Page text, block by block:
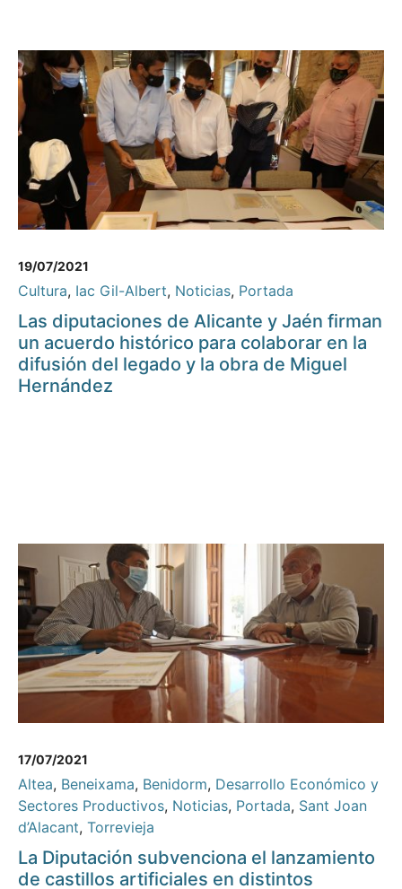
19/07/2021
Cultura, Iac Gil-Albert, Noticias, Portada
Las diputaciones de Alicante y Jaén firman
un acuerdo histórico para colaborar en la
difusión del legado y la obra de Miguel
Hernández
17/07/2021
Altea, Beneixama, Benidorm, Desarrollo Económico y
Sectores Productivos, Noticias, Portada, Sant Joan
d’Alacant, Torrevieja
La Diputación subvenciona el lanzamiento
de castillos artificiales en distintos